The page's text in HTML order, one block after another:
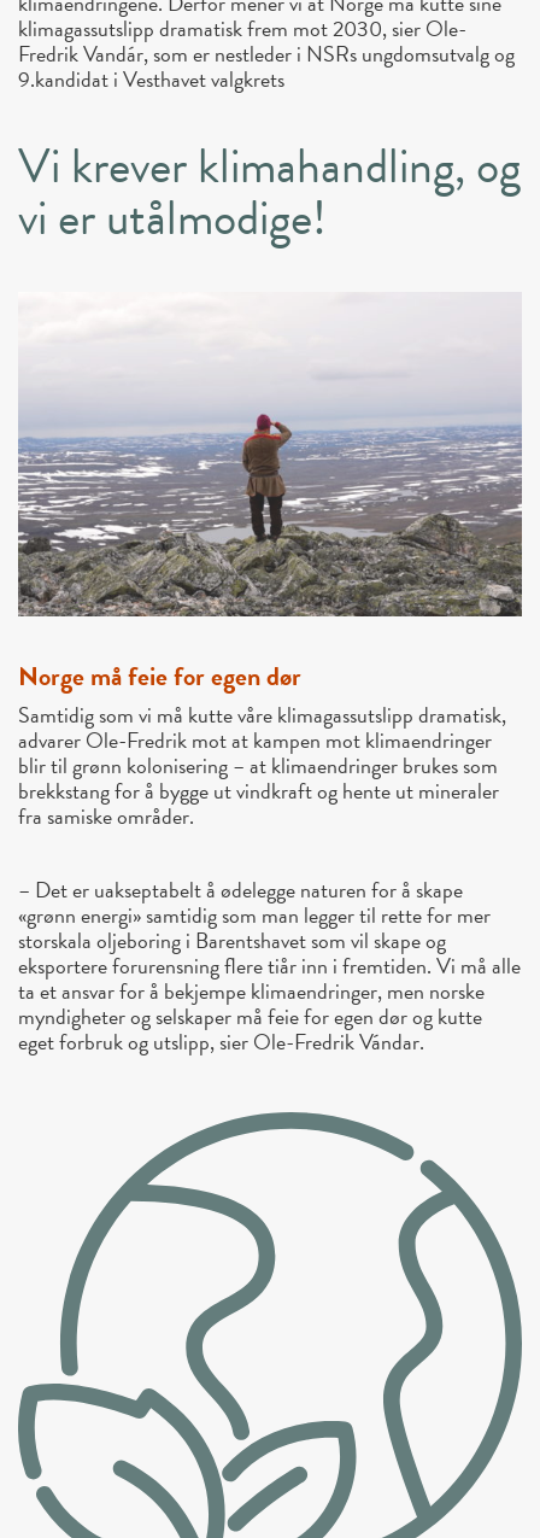
klimagassutslipp dramatisk frem mot 2030, sier Ole-
Fredrik Vandár, som er nestleder i NSRs ungdomsutvalg og
9.kandidat i Vesthavet valgkrets
Vi krever klimahandling, og
vi er utålmodige!
Norge må feie for egen dør
Samtidig som vi må kutte våre klimagassutslipp dramatisk,
advarer Ole-Fredrik mot at kampen mot klimaendringer
blir til grønn kolonisering – at klimaendringer brukes som
brekkstang for å bygge ut vindkraft og hente ut mineraler
fra samiske områder.
– Det er uakseptabelt å ødelegge naturen for å skape
«grønn energi» samtidig som man legger til rette for mer
storskala oljeboring i Barentshavet som vil skape og
eksportere forurensning flere tiår inn i fremtiden. Vi må alle
ta et ansvar for å bekjempe klimaendringer, men norske
myndigheter og selskaper må feie for egen dør og kutte
eget forbruk og utslipp, sier Ole-Fredrik Vándar.